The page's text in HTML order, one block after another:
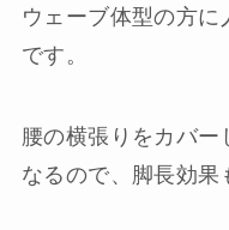
ウェーブ体型の方に
です。
腰の横張りをカバー
なるので、脚長効果